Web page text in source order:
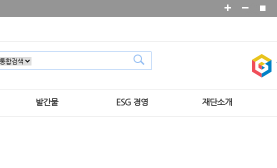
발간물 ESG 경영 재단소개